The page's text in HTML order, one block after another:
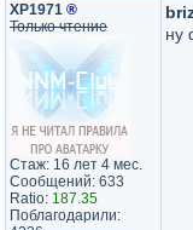
XP1971 ®
Только чтение
Стаж: 16 лет 4 мес.
Сообщений: 633
Ratio: 187.35
Поблагодарили:
ну